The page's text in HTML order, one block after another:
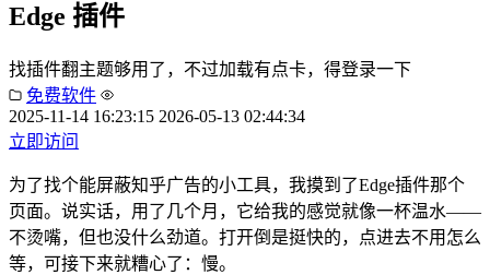
Edge 插件
找插件翻主题够用了，不过加载有点卡，得登录一下
免费软件
2025-11-14 16:23:15 2026-05-13 02:44:34
立即访问
为了找个能屏蔽知乎广告的小工具，我摸到了Edge插件那个
页面。说实话，用了几个月，它给我的感觉就像一杯温水——
不烫嘴，但也没什么劲道。打开倒是挺快的，点进去不用怎么
等，可接下来就糟心了：慢。